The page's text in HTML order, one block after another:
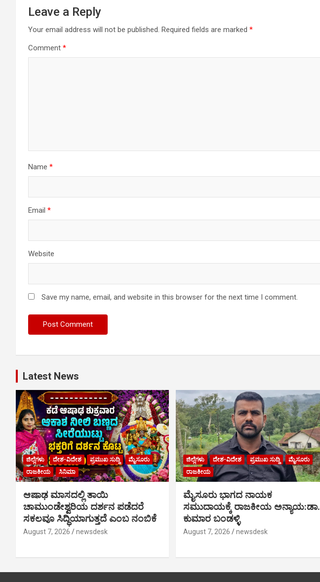
Leave a Reply
Your email address will not be published. Required fields are marked *
Comment *
Name *
Email *
Website
Save my name, email, and website in this browser for the next time I comment.
Latest News
ಜಿಲ್ಲೆಗಳು ದೇಶ-ವಿದೇಶ ಪ್ರಮುಖ ಸುದ್ದಿ
ಮೈಸೂರು
ರಾಜಕೀಯ
ಸಿನಿಮಾ
ಆಷಾಢ ಮಾಸದಲ್ಲಿ ತಾಯಿ
ಚಾಮುಂಡೇಶ್ವರಿಯ ದರ್ಶನ ಪಡೆದರೆ
ಸಕಲವೂ ಸಿದ್ಧಿಯಾಗುತ್ತದೆ ಎಂಬ ನಂಬಿಕೆ
August 7, 2026 newsdesk
ಜಿಲ್ಲೆಗಳು ದೇಶ-ವಿದೇಶ ಪ್ರಮುಖ ಸುದ್ದಿ
ಮೈಸೂರು
ರಾಜಕೀಯ
ಮೈಸೂರು ಭಾಗದ ನಾಯಕ
ಸಮುದಾಯಕ್ಕೆ ರಾಜಕೀಯ ಅನ್ಯಾಯ:ಡಾ.
ಕುಮಾರ ಬಂಡಳ್ಳಿ
August 7, 2026 newsdesk